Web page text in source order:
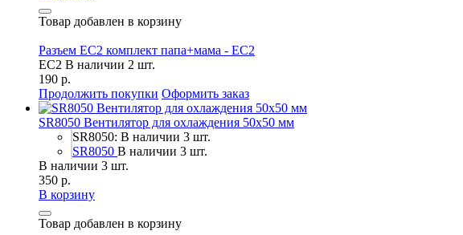
Товар добавлен в корзину
Разъем EC2 комплект папа+мама - EC2
EC2 В наличии 2 шт.
190 р.
Продолжить покупки Оформить заказ
SR8050 Вентилятор для охлаждения 50х50 мм
SR8050: В наличии 3 шт.
SR8050 В наличии 3 шт.
В наличии 3 шт.
350 р.
В корзину
Товар добавлен в корзину